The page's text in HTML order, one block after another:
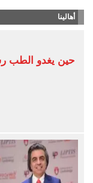
أهالينا
حين يغدو الطب